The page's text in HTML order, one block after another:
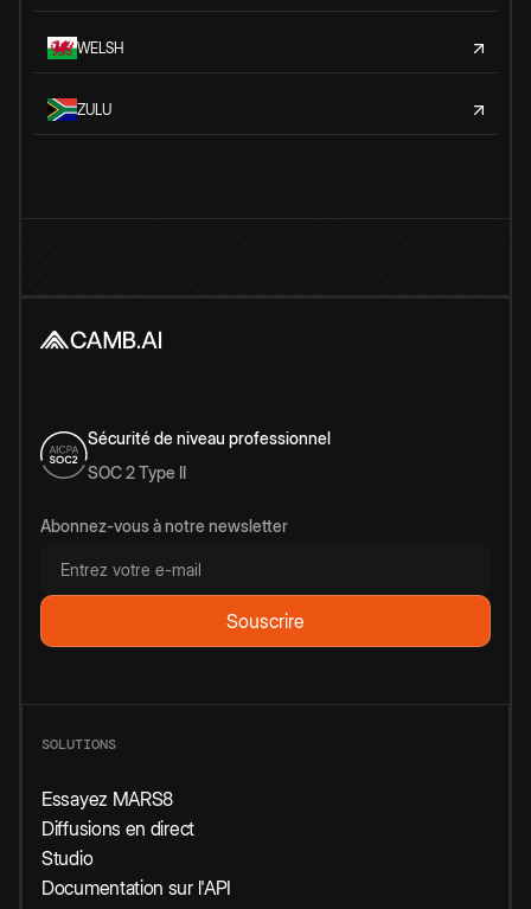
WELSH
ZULU
Sécurité de niveau professionnel
SOC 2 Type II
Abonnez-vous à notre newsletter
SOLUTIONS
Essayez MARS8
Diffusions en direct
Studio
Documentation sur l'API